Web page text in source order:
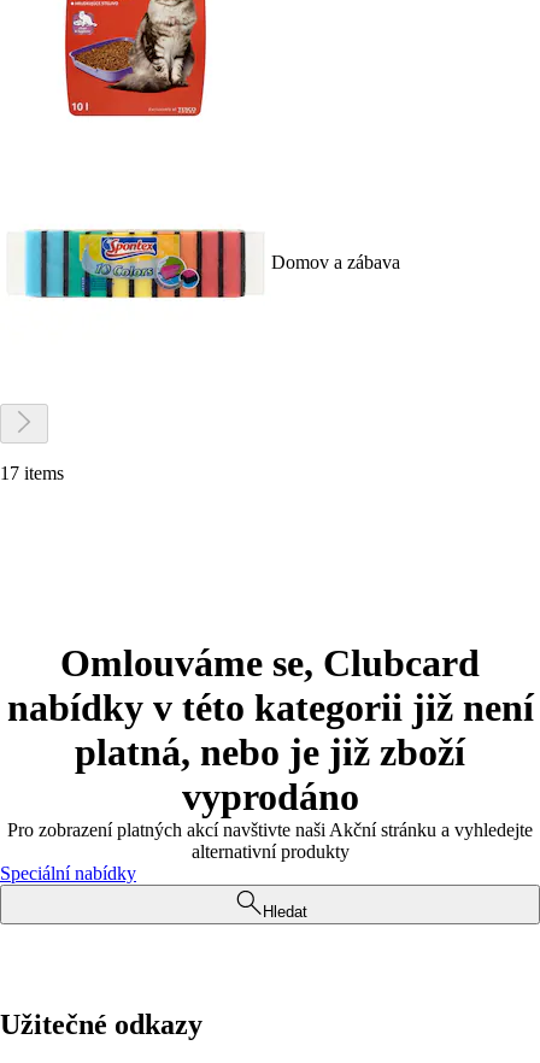
Domov a zábava
17 items
Omlouváme se, Clubcard
nabídky v této kategorii již není
platná, nebo je již zboží
vyprodáno
Pro zobrazení platných akcí navštivte naši Akční stránku a vyhledejte
alternativní produkty
Speciální nabídky
Hledat
Užitečné odkazy